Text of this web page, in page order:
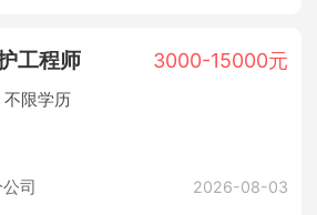
工程师 3000-15000元
不限学历
司 2026-08-03